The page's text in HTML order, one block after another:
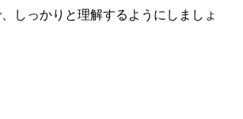
しっかりと理解するようにしましょ